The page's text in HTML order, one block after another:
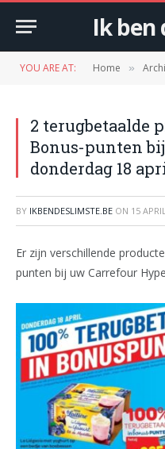
Ik ben
YOU ARE AT: Home »
2 terugbetaalde
Bonus-punten
donderdag 18
BY IKBENDESLIMSTE.BE ON 15
Er zijn verschillende
punten bij uw Carrefour